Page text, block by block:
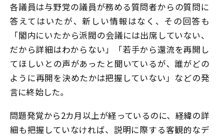
各議員は与野党の議員が務める質問者からの質問に
答えてはいたが、新しい情報はなく、その回答も
「閣内にいたから派閥の会議には出席していない、
だから詳細はわからない」「若手から還流を再開し
てほしいとの声があったと聞いているが、誰がどの
ように再開を決めたかは把握していない」などの発
言に終始した。
問題発覚から2カ月以上が経っているのに、経緯の詳
細も把握していなければ、説明に際する客観的なデ